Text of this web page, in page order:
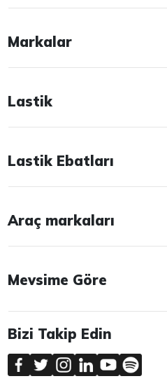
Markalar
Lastik
Lastik Ebatları
Araç markaları
Mevsime Göre
Bizi Takip Edin